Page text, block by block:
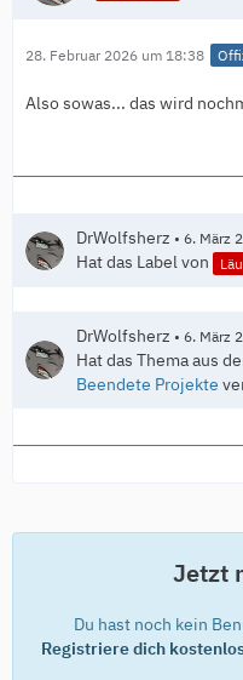
28. Februar 2026 um 18:38
Also sowas... das wird
DrWolfsherz 6. März
Hat das Label von
DrWolfsherz 6. März
Hat das Thema aus
Beendete Projekte
Jetzt
Du hast noch kein
Registriere dich